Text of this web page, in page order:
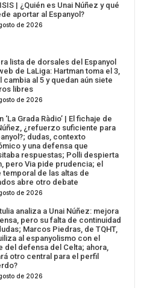
| ¿Quién es Unai Núñez y qué
aportar al Espanyol?
de 2026
lista de dorsales del Espanyol
de LaLiga: Hartman toma el 3,
cambia al 5 y quedan aún siete
libres
de 2026
‘La Grada Ràdio’ | El fichaje de
¿refuerzo suficiente para
dudas, contexto
y una defensa que
respuestas; Polli despierta
pero Via pide prudencia; el
temporal de las altas de
abre otro debate
de 2026
analiza a Unai Núñez: mejora
pero su falta de continuidad
Marcos Piedras, de TQHT,
al espanyolismo con el
del defensa del Celta; ahora,
otro central para el perfil
de 2026